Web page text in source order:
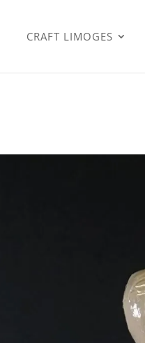
CRAFT LIMOGES